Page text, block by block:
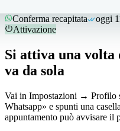
Giulia
Conferma recapitata
oggi
Attivazione
Si attiva una
va da sola
Vai in Impostazioni → Profilo
Whatsapp» e spunti una
appuntamento può avvisare il